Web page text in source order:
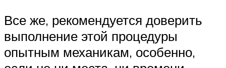
Все же, рекомендуется доверить
выполнение этой процедуры
опытным механикам, особенно,